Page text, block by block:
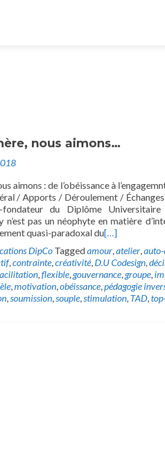
nous aimons…
aimons : de l’obéissance à
/ Apports / Déroulement /
du Diplôme
n’est pas un néophyte en matière
quasi-paradoxal du[…]
DipCo Taggedamour,atelier,
,contrainte,créativité, D.U Codesign,
,flexible,gouvernance,groupe,
,motivation,obéissance,pédagogie
,soumission,souple,stimulation, TAD,